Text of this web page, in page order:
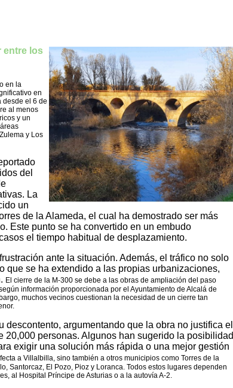
entre los
en la
en
desde el 6 de
al menos
y un
y Los
del
La
un
de la Alameda, el cual ha demostrado ser más
Este punto se ha convertido en un embudo
el tiempo habitual de desplazamiento.
ante la situación. Además, el tráfico no solo
que se ha extendido a las propias urbanizaciones,
El cierre de la M-300 se debe a las obras de ampliación del paso
información proporcionada por el Ayuntamiento de Alcalá de
muchos vecinos cuestionan la necesidad de un cierre tan
descontento, argumentando que la obra no justifica el
20,000 personas. Algunos han sugerido la posibilidad
exigir una solución más rápida o una mejor gestión
a Villalbilla, sino también a otros municipios como Torres de la
Santorcaz, El Pozo, Pioz y Loranca. Todos estos lugares dependen
al Hospital Príncipe de Asturias o a la autovía A-2.